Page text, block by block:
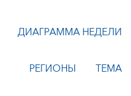
ДИАГРАММА НЕДЕЛИ
РЕГИОНЫ ТЕМА